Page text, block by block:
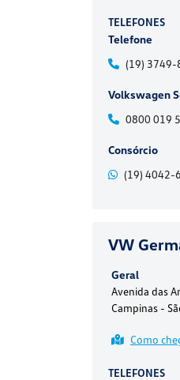
TELEFONES
Telefone
(19) 3749-
Volkswagen
0800 019
Consórcio
(19) 4042-
VW
Geral
Avenida das
Campinas -
Como
TELEFONES